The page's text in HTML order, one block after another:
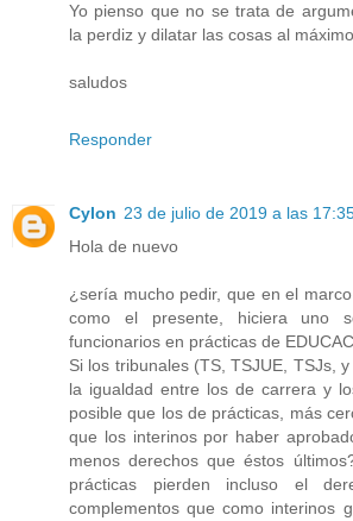
Yo pienso que no se trata de
la perdiz y dilatar las cosas al máximo.
saludos
Responder
Cylon 23 de julio de 2019 a las
Hola de nuevo
¿sería mucho pedir, que en el
como el presente, hiciera uno
funcionarios en prácticas de
Si los tribunales (TS, TSJUE, TSJs,
la igualdad entre los de carrera y
posible que los de prácticas, más
que los interinos por haber
menos derechos que éstos
prácticas pierden incluso el
complementos que como interinos